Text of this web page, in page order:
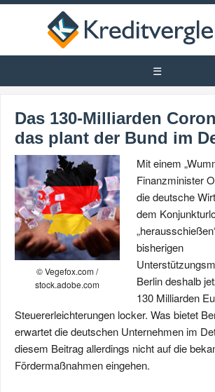
Das 130-Milliarden
das plant der Bund im
© Vegefox.com /
stock.adobe.com
Mit einem
Finanzminister
die deutsche
dem
bisherigen
Berlin deshalb
130 Milliarden
Steuererleichterungen locker. Was bietet
erwartet die deutschen Unternehmen im
diesem Beitrag allerdings nicht auf die
Fördermaßnahmen eingehen.